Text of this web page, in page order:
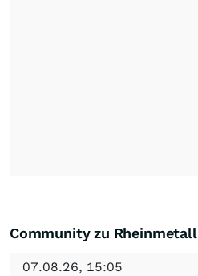
Community zu Rheinmetall
07.08.26, 15:05